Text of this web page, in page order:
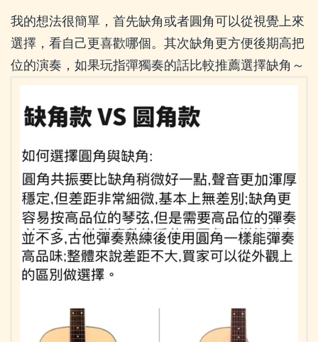
我的想法很簡單，首先缺角或者圓角可以從視覺上來
選擇，看自己更喜歡哪個。其次缺角更方便後期高把
位的演奏，如果玩指彈獨奏的話比較推薦選擇缺角～